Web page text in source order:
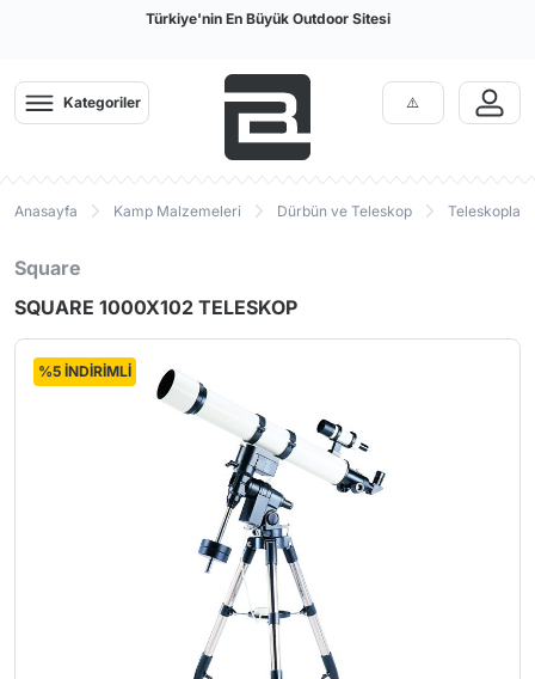
Türkiye'nin En Büyük Outdoor Sitesi
Kategoriler
Anasayfa Kamp Malzemeleri Dürbün ve Teleskop Teleskoplar
Square
SQUARE 1000X102 TELESKOP
%5 İNDİRİMLİ